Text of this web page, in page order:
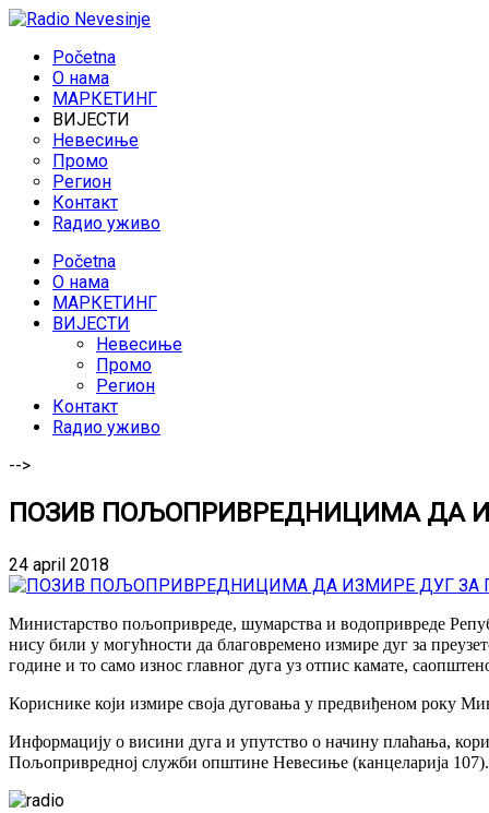
Početna
O нама
МАРКЕТИНГ
ВИЈЕСТИ
Невесиње
Промо
Регион
Контакт
Rадио уживо
Početna
O нама
МАРКЕТИНГ
ВИЈЕСТИ
Невесиње
Промо
Регион
Контакт
Rадио уживо
-->
ПОЗИВ ПОЉОПРИВРЕДНИЦИМА ДА
24 april 2018
Министарство пољопривреде, шумарства и водопривреде
нису били у могућности да благовремено измире дуг за
године и то само износ главног дуга уз отпис камате,
Кориснике који измире своја дуговања у предвиђеном року
Информацију о висини дуга и упутство о начину плаћања,
Пољопривредној служби општине Невесиње (канцеларија 107).